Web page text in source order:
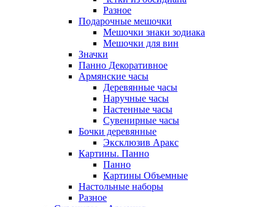
Разное
Подарочные мешочки
Мешочки знаки зодиака
Мешочки для вин
Значки
Панно Декоративное
Армянские часы
Деревянные часы
Наручные часы
Настенные часы
Сувенирные часы
Бочки деревянные
Эксклюзив Аракс
Картины. Панно
Панно
Картины Объемные
Настольные наборы
Разное